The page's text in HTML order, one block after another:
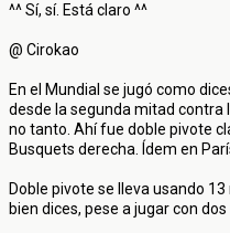
^^ Sí, sí. Está claro ^^
@ Cirokao
En el Mundial se jugó como
desde la segunda mitad contra
no tanto. Ahí fue doble pivote
Busquets derecha. Ídem en
Doble pivote se lleva usando
bien dices, pese a jugar con